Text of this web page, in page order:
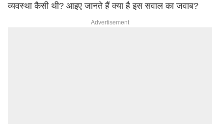
व्यवस्था कैसी थी? आइए जानते हैं क्या है इस सवाल का जवाब?
Advertisement